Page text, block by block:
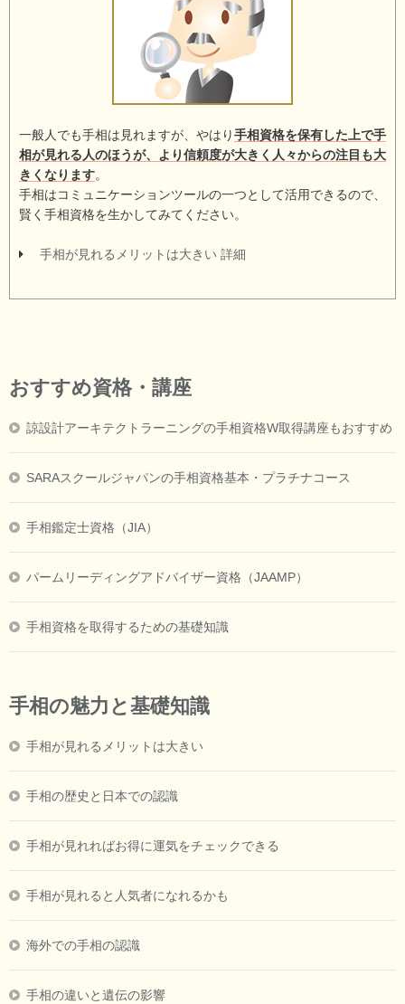
一般人でも手相は見れますが、やはり手相資格を保有した上で手
相が見れる人のほうが、より信頼度が大きく人々からの注目も大
きくなります。
手相はコミュニケーションツールの一つとして活用できるので、
賢く手相資格を生かしてみてください。
手相が見れるメリットは大きい 詳細
おすすめ資格・講座
諒設計アーキテクトラーニングの手相資格W取得講座もおすすめ
SARAスクールジャパンの手相資格基本・プラチナコース
手相鑑定士資格（JIA）
パームリーディングアドバイザー資格（JAAMP）
手相資格を取得するための基礎知識
手相の魅力と基礎知識
手相が見れるメリットは大きい
手相の歴史と日本での認識
手相が見れればお得に運気をチェックできる
手相が見れると人気者になれるかも
海外での手相の認識
手相の違いと遺伝の影響